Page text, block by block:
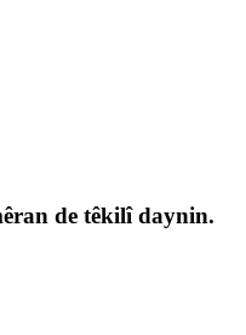
de têkilî daynin.